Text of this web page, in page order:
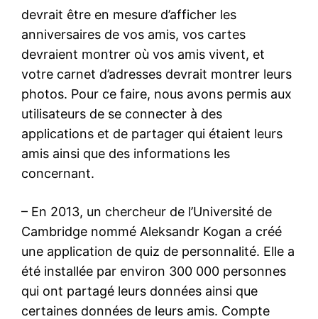
devrait être en mesure d’afficher les
anniversaires de vos amis, vos cartes
devraient montrer où vos amis vivent, et
votre carnet d’adresses devrait montrer leurs
photos. Pour ce faire, nous avons permis aux
utilisateurs de se connecter à des
applications et de partager qui étaient leurs
amis ainsi que des informations les
concernant.
– En 2013, un chercheur de l’Université de
Cambridge nommé Aleksandr Kogan a créé
une application de quiz de personnalité. Elle a
été installée par environ 300 000 personnes
qui ont partagé leurs données ainsi que
certaines données de leurs amis. Compte